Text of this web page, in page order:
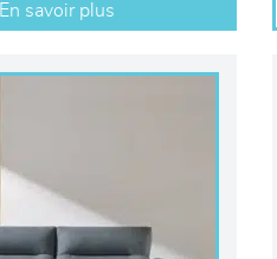
En savoir plus